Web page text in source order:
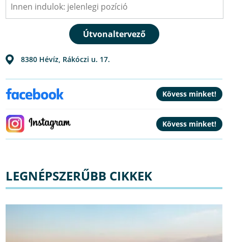
8380 Hévíz, Rákóczi u. 17.
LEGNÉPSZERŰBB CIKKEK